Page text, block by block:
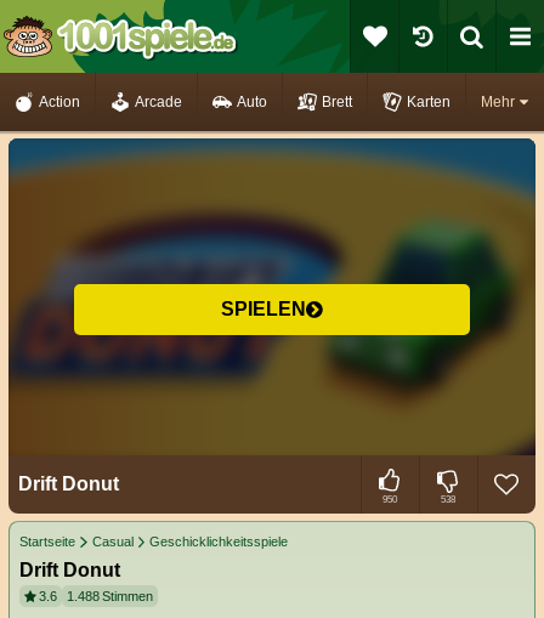
Mehr
Action Arcade Auto Brett Karten
SPIELEN
Drift Donut
950 538
Startseite Casual Geschicklichkeitsspiele
Drift Donut
3.6 1.488Stimmen